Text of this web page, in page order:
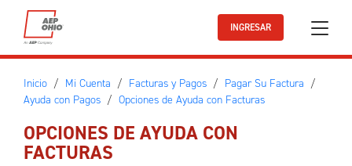
Ir al contenido principal
INGRESAR
Inicio Mi Cuenta Facturas y Pagos
Pagar Su Factura
Ayuda con Pagos
Opciones de Ayuda con Facturas
OPCIONES DE AYUDA CON
FACTURAS